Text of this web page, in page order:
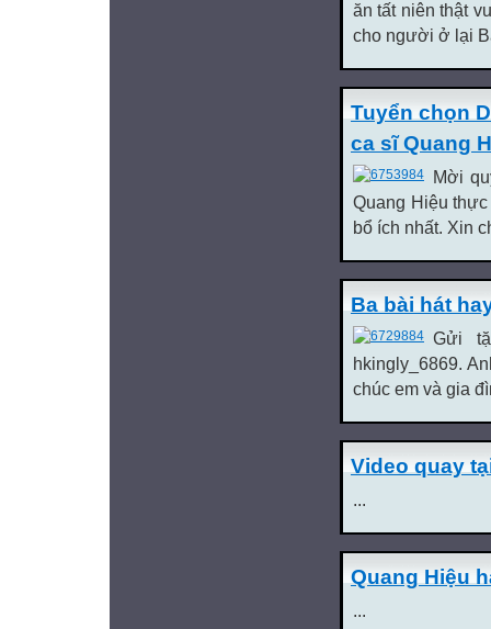
ăn tất niên thật
cho người ở lại
Tuyển chọn
ca sĩ Quang
Mời
Quang Hiệu
bổ ích nhất. Xin
Ba bài hát
Gửi
hkingly_6869.
chúc em và gia
Video quay
...
Quang Hiệu
...